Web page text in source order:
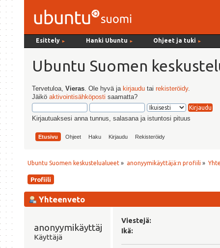
Esittely ► Hanki Ubuntu ► Ohjeet ja tuki ►
Ubuntu Suomen
Tervetuloa,Vieras . Ole hyvä ja kirjaudu tairekisteröidy.
Jäiköaktivointisähköposti saamatta?
Kirjautuaksesi anna tunnus, salasana ja istuntosi pituus
Etusivu Ohjeet Haku Kirjaudu Rekisteröidy
Ubuntu Suomen keskustelualueet » anonyymikäyttäjä:n profiili »
Profiili
Yhteenveto
Käyttäjä
Viestejä:
Ikä: